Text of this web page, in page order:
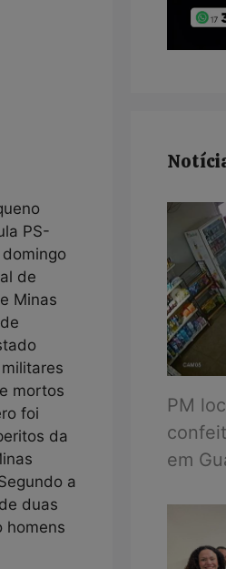
PS-
de
Minas
mortos
foi
da
a
duas
homens
PM
em